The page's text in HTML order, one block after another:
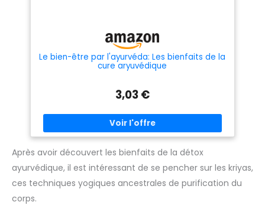
Le bien-être par l'ayurvéda: Les bienfaits de la
cure aryuvédique
3,03 €
Après avoir découvert les bienfaits de la détox
ayurvédique, il est intéressant de se pencher sur les kriyas,
ces techniques yogiques ancestrales de purification du
corps.